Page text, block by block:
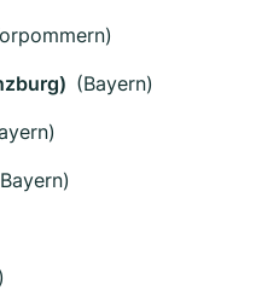
(Bayern)